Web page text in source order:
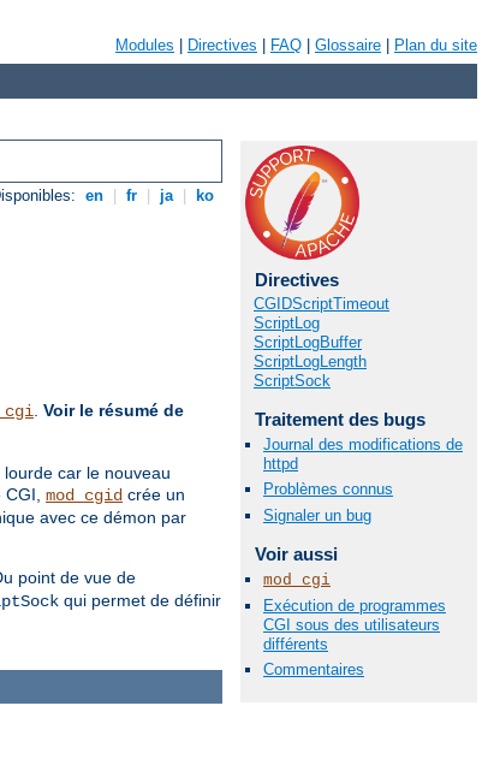
Modules Directives FAQ Glossaire Plan du site
en fr ja ko
. Voir le résumé de
car le nouveau
CGI, mod_cgid crée un
avec ce démon par
point de vue de
qui permet de définir
Directives
CGIDScriptTimeout
ScriptLog
ScriptLogBuffer
ScriptLogLength
ScriptSock
Traitement des bugs
Journal des modifications de
httpd
Problèmes connus
Signaler un bug
Voir aussi
mod_cgi
Exécution de programmes
CGI sous des utilisateurs
différents
Commentaires